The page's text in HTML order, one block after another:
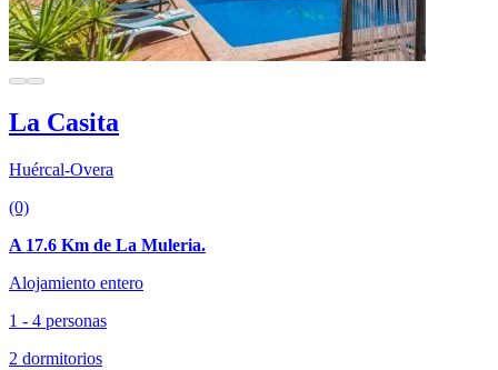
La Casita
Huércal-Overa
(0)
A 17.6 Km de La Muleria.
Alojamiento entero
1 - 4 personas
2 dormitorios